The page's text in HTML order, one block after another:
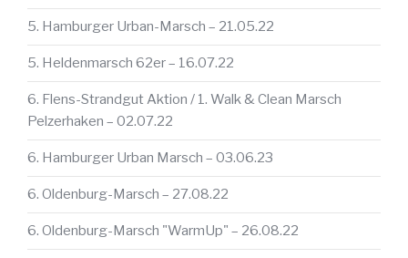
5. Hamburger Urban-Marsch – 21.05.22
5. Heldenmarsch 62er – 16.07.22
6. Flens-Strandgut Aktion / 1. Walk & Clean Marsch
Pelzerhaken – 02.07.22
6. Hamburger Urban Marsch – 03.06.23
6. Oldenburg-Marsch – 27.08.22
6. Oldenburg-Marsch "WarmUp" – 26.08.22